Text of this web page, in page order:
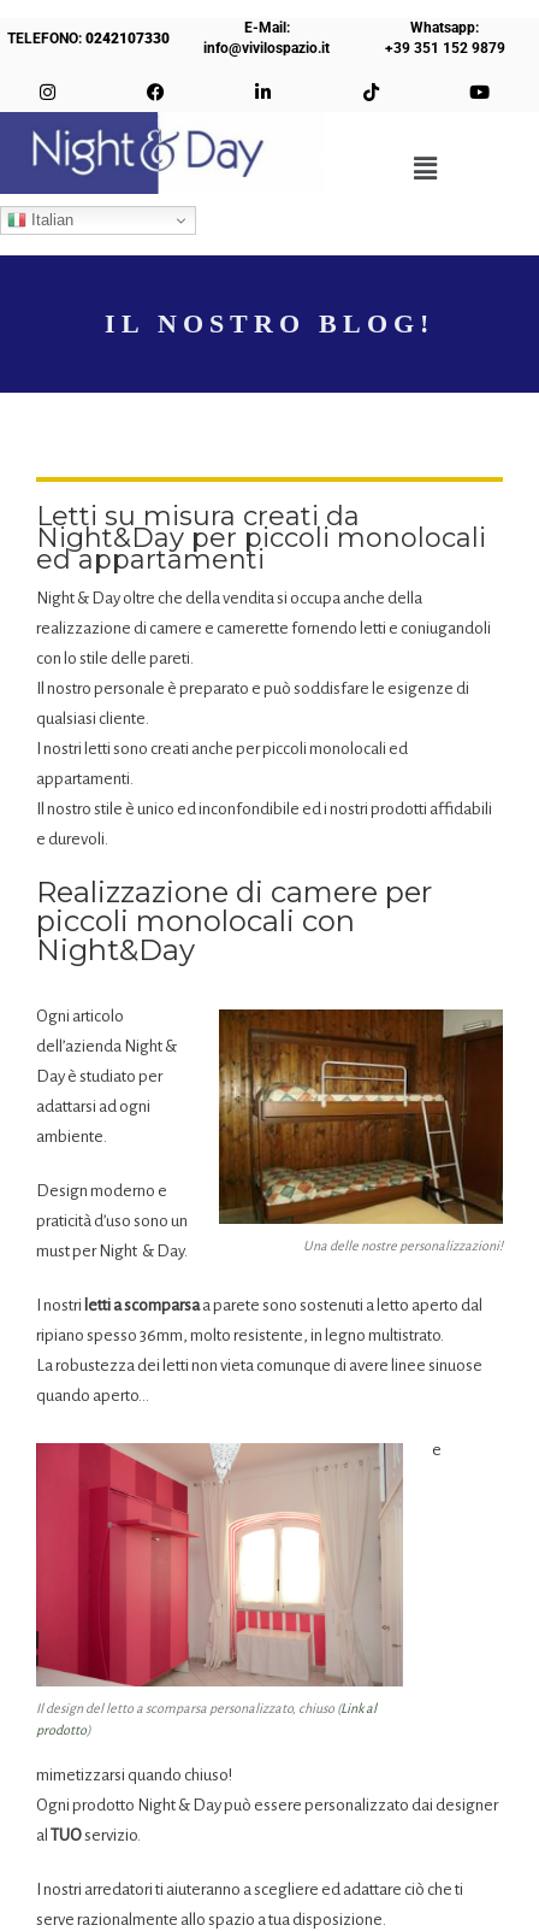
TELEFONO:0242107330
E-Mail:
info@vivilospazio.it
Whatsapp:
+39 351 152 9879
Italian
IL NOSTRO BLOG!
Letti su misura creati da
Night&Day per piccoli monolocali
ed appartamenti
Night & Day oltre che della vendita si occupa anche della
realizzazione di camere e camerette fornendo letti e coniugandoli
con lo stile delle pareti.
Il nostro personale è preparato e può soddisfare le esigenze di
qualsiasi cliente.
I nostri letti sono creati anche per piccoli monolocali ed
appartamenti.
Il nostro stile è unico ed inconfondibile ed i nostri prodotti affidabili
e durevoli.
Realizzazione di camere per
piccoli monolocali con
Night&Day
Una delle nostre personalizzazioni!
Ogni articolo
dell’azienda Night &
Day è studiato per
adattarsi ad ogni
ambiente.
Design moderno e
praticità d’uso sono un
must per Night & Day.
I nostri letti a scomparsaa parete sono sostenuti a letto aperto dal
ripiano spesso 36mm, molto resistente, in legno multistrato.
La robustezza dei letti non vieta comunque di avere linee sinuose
quando aperto…
Il design del letto a scomparsa personalizzato, chiuso (Link al
prodotto)
e
mimetizzarsi quando chiuso!
Ogni prodotto Night & Day può essere personalizzato dai designer
al TUOservizio.
I nostri arredatori ti aiuteranno a scegliere ed adattare ciò che ti
serve razionalmente allo spazio a tua disposizione.